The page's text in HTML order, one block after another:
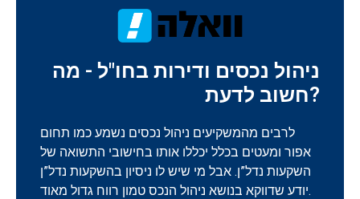
ניהול נכסים ודירות בחו"ל - מה
חשוב לדעת?
לרבים מהמשקיעים ניהול נכסים נשמע כמו תחום
אפור ומעטים בכלל יכללו אותו בחישובי התשואה של
השקעות נדל”ן. אבל מי שיש לו ניסיון בהשקעות נדל”ן
יודע שדווקא בנושא ניהול הנכס טמון רווח גדול מאוד.